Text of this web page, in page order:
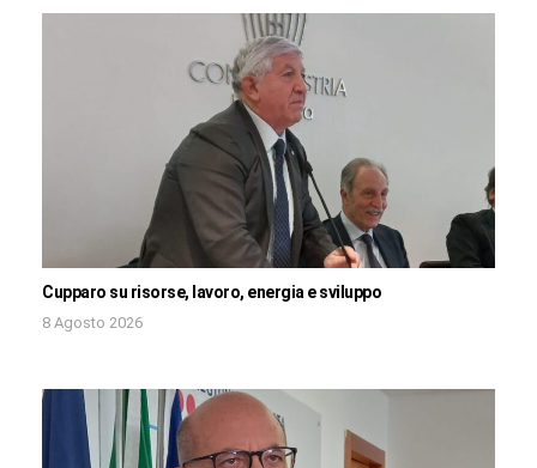
Cupparo su risorse, lavoro, energia e sviluppo
8 Agosto 2026